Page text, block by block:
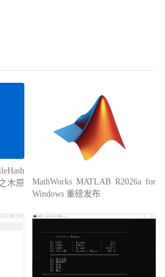
木原
MathWorks MATLAB R2026a for
Windows 重磅发布